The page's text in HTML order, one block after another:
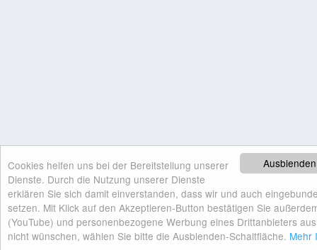
Ausblenden
Cookies helfen uns bei der Bereitstellung unserer
Dienste. Durch die Nutzung unserer Dienste
erklären Sie sich damit einverstanden, dass wir und auch
setzen. Mit Klick auf den Akzeptieren-Button bestätigen Sie
(YouTube) und personenbezogene Werbung eines Drittanbieters
nicht wünschen, wählen Sie bitte die Ausblenden-Schaltfläche. Mehr